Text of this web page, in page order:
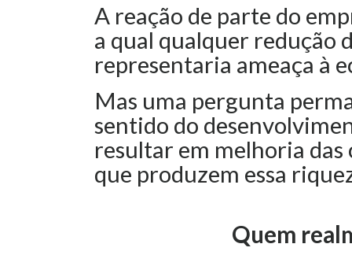
A reação de parte do
a qual qualquer redução
representaria ameaça à
Mas uma pergunta
sentido do
resultar em melhoria das
que produzem essa
Quem